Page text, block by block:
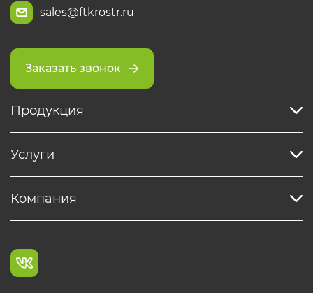
sales@ftkrostr.ru
Заказать звонок
Продукция
Услуги
Компания